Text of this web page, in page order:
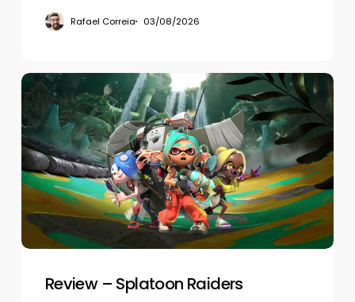
Rafael Correia 03/08/2026
Review
–
Splatoon
Raiders
Review – Splatoon Raiders